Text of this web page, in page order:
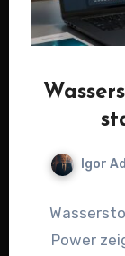
Igor
Power